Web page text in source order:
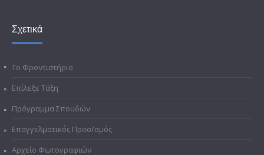
Σχετικά
Το Φροντιστήριο
Επίλεξε Τάξη
Πρόγραμμα Σπουδών
Επαγγελματικός Προσ/σμός
Αρχείο Φωτογραφιών